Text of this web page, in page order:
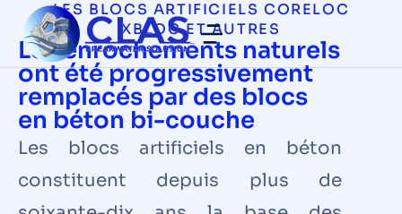
LES BLOCS ARTIFICIELS CORELOC
XBLOC ET AUTRES
Les enrochements naturels
ont été progressivement
remplacés par des blocs
en béton bi-couche
Les blocs artificiels en béton
constituent depuis plus de